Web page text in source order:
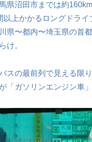
県沼田市までは約
以上かかるロングドラ
県〜都内〜埼玉県の首
け。
スの最前列で見える限
「ガソリンエンジン車」